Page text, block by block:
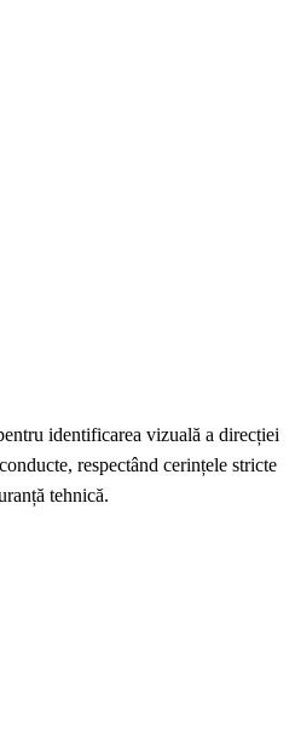
identificarea vizuală a direcției
respectând cerințele stricte
tehnică.